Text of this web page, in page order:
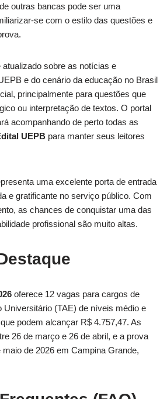
outras bancas pode ser uma
se com o estilo das questões e
sobre as notícias e
e do cenário da educação no Brasil
principalmente para questões que
ou interpretação de textos. O portal
acompanhando de perto todas as
UEPB para manter seus leitores
uma excelente porta de entrada
e gratificante no serviço público. Com
as chances de conquistar uma das
profissional são muito altas.
oferece 12 vagas para cargos de
Universitário (TAE) de níveis médio e
podem alcançar R$ 4.757,47. As
26 de março e 26 de abril, e a prova
de 2026 em Campina Grande,